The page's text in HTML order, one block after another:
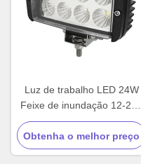
Luz de trabalho LED 24W
Feixe de inundação 12-24V
DC Offroad Trucks Tractor
Obtenha o melhor preço